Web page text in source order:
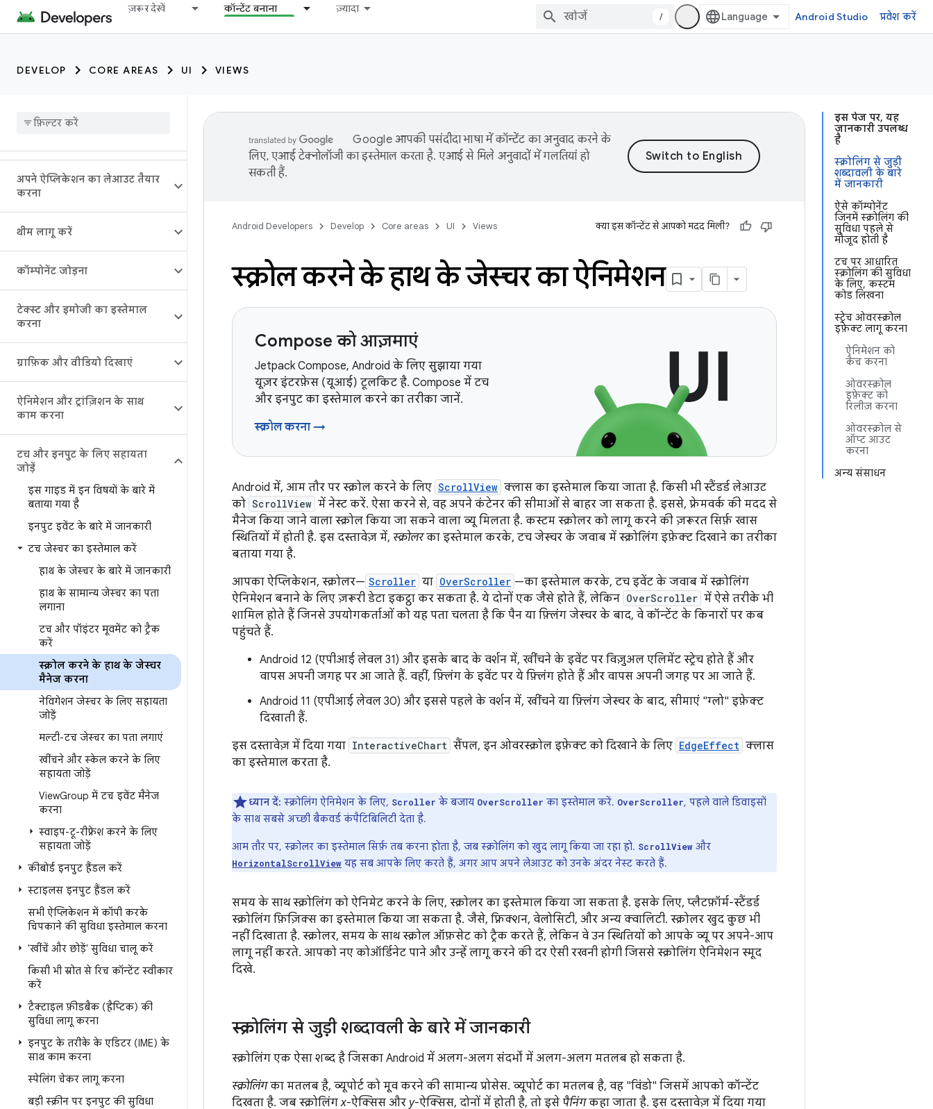
ज़रूर देखें कॉन्टेंट बनाना ज़्यादा
/ Android Studio प्रवेश करें
DEVELOP CORE AREAS UI VIEWS
अपने ऐप्लिकेशन का लेआउट तैयार
करना
थीम लागू करें
कॉम्पोनेंट जोड़ना
टेक्स्ट और इमोजी का इस्तेमाल
करना
ग्राफ़िक और वीडियो दिखाएं
ऐनिमेशन और ट्रांज़िशन के साथ
काम करना
टच और इनपुट के लिए सहायता
जोड़ें
इस गाइड में इन विषयों के बारे में
बताया गया है
इनपुट इवेंट के बारे में जानकारी
टच जेस्चर का इस्तेमाल करें
हाथ के जेस्चर के बारे में जानकारी
हाथ के सामान्य जेस्चर का पता
लगाना
टच और पॉइंटर मूवमेंट को ट्रैक
करें
स्क्रोल करने के हाथ के जेस्चर
मैनेज करना
नेविगेशन जेस्चर के लिए सहायता
जोड़ें
मल्टी-टच जेस्चर का पता लगाएं
खींचने और स्केल करने के लिए
सहायता जोड़ें
ViewGroup में टच इवेंट मैनेज
करना
स्वाइप-टू-रीफ़्रेश करने के लिए
सहायता जोड़ें
कीबोर्ड इनपुट हैंडल करें
स्टाइलस इनपुट हैंडल करें
सभी ऐप्लिकेशन में कॉपी करके
चिपकाने की सुविधा इस्तेमाल करना
'खींचें और छोड़ें' सुविधा चालू करें
किसी भी स्रोत से रिच कॉन्टेंट स्वीकार
करें
टैक्टाइल फ़ीडबैक (हैप्टिक) की
सुविधा लागू करना
इनपुट के तरीके के एडिटर (IME) के
साथ काम करना
स्पेलिंग चेकर लागू करना
बड़ी स्क्रीन पर इनपुट की सुविधा
इस पेज पर, यह
जानकारी उपलब्ध
है
स्क्रोलिंग से जुड़ी
शब्दावली के बारे
में जानकारी
ऐसे कॉम्पोनेंट
जिनमें स्क्रोलिंग की
सुविधा पहले से
मौजूद होती है
टच पर आधारित
स्क्रोलिंग की सुविधा
के लिए, कस्टम
कोड लिखना
स्ट्रेच ओवरस्क्रोल
इफ़ेक्ट लागू करना
ऐनिमेशन को
कैच करना
ओवरस्क्रोल
इफ़ेक्ट को
रिलीज़ करना
ओवरस्क्रोल से
ऑप्ट आउट
करना
अन्य संसाधन
Google आपकी पसंदीदा भाषा में कॉन्टेंट का अनुवाद करने के
लिए, एआई टेक्नोलॉजी का इस्तेमाल करता है. एआई से मिले अनुवादों में गलतियां हो
सकती हैं.
Android Developers Develop Core areas UI Views क्या इस कॉन्टेंट से आपको मदद मिली?
स्क्रोल करने के हाथ के जेस्चर का ऐनिमेशन
Compose को आज़माएं
Jetpack Compose, Android के लिए सुझाया गया
यूज़र इंटरफ़ेस (यूआई) टूलकिट है. Compose में टच
और इनपुट का इस्तेमाल करने का तरीका जानें.
स्क्रोल करना →
Android में, आम तौर पर स्क्रोल करने के लिए ScrollView क्लास का इस्तेमाल किया जाता है. किसी भी स्टैंडर्ड लेआउट
को ScrollView में नेस्ट करें. ऐसा करने से, वह अपने कंटेनर की सीमाओं से बाहर जा सकता है. इससे, फ़्रेमवर्क की मदद से
मैनेज किया जाने वाला स्क्रोल किया जा सकने वाला व्यू मिलता है. कस्टम स्क्रोलर को लागू करने की ज़रूरत सिर्फ़ खास
स्थितियों में होती है. इस दस्तावेज़ में, स्क्रोलरका इस्तेमाल करके, टच जेस्चर के जवाब में स्क्रोलिंग इफ़ेक्ट दिखाने का तरीका
बताया गया है.
आपका ऐप्लिकेशन, स्क्रोलर— Scroller या OverScroller —का इस्तेमाल करके, टच इवेंट के जवाब में स्क्रोलिंग
ऐनिमेशन बनाने के लिए ज़रूरी डेटा इकट्ठा कर सकता है. ये दोनों एक जैसे होते हैं, लेकिन OverScroller में ऐसे तरीके भी
शामिल होते हैं जिनसे उपयोगकर्ताओं को यह पता चलता है कि पैन या फ़्लिंग जेस्चर के बाद, वे कॉन्टेंट के किनारों पर कब
पहुंचते हैं.
Android 12 (एपीआई लेवल 31) और इसके बाद के वर्शन में, खींचने के इवेंट पर विज़ुअल एलिमेंट स्ट्रेच होते हैं और
वापस अपनी जगह पर आ जाते हैं. वहीं, फ़्लिंग के इवेंट पर ये फ़्लिंग होते हैं और वापस अपनी जगह पर आ जाते हैं.
Android 11 (एपीआई लेवल 30) और इससे पहले के वर्शन में, खींचने या फ़्लिंग जेस्चर के बाद, सीमाएं "ग्लो" इफ़ेक्ट
दिखाती हैं.
इस दस्तावेज़ में दिया गया InteractiveChart सैंपल, इन ओवरस्क्रोल इफ़ेक्ट को दिखाने के लिए EdgeEffect क्लास
का इस्तेमाल करता है.
ध्यान दें: स्क्रोलिंग ऐनिमेशन के लिए, Scroller के बजाय OverScroller का इस्तेमाल करें. OverScroller, पहले वाले डिवाइसों
के साथ सबसे अच्छी बैकवर्ड कंपैटिबिलिटी देता है.
आम तौर पर, स्क्रोलर का इस्तेमाल सिर्फ़ तब करना होता है, जब स्क्रोलिंग को खुद लागू किया जा रहा हो. ScrollView और
HorizontalScrollView यह सब आपके लिए करते हैं, अगर आप अपने लेआउट को उनके अंदर नेस्ट करते हैं.
समय के साथ स्क्रोलिंग को ऐनिमेट करने के लिए, स्क्रोलर का इस्तेमाल किया जा सकता है. इसके लिए, प्लैटफ़ॉर्म-स्टैंडर्ड
स्क्रोलिंग फ़िज़िक्स का इस्तेमाल किया जा सकता है. जैसे, फ़्रिक्शन, वेलोसिटी, और अन्य क्वालिटी. स्क्रोलर खुद कुछ भी
नहीं दिखाता है. स्क्रोलर, समय के साथ स्क्रोल ऑफ़सेट को ट्रैक करते हैं, लेकिन वे उन स्थितियों को आपके व्यू पर अपने-आप
लागू नहीं करते. आपको नए कोऑर्डिनेट पाने और उन्हें लागू करने की दर ऐसी रखनी होगी जिससे स्क्रोलिंग ऐनिमेशन स्मूद
दिखे.
स्क्रोलिंग से जुड़ी शब्दावली के बारे में जानकारी
स्क्रोलिंग एक ऐसा शब्द है जिसका Android में अलग-अलग संदर्भों में अलग-अलग मतलब हो सकता है.
स्क्रोलिंगका मतलब है, व्यूपोर्ट को मूव करने की सामान्य प्रोसेस. व्यूपोर्ट का मतलब है, वह "विंडो" जिसमें आपको कॉन्टेंट
दिखता है. जब स्क्रोलिंगx-ऐक्सिस और y-ऐक्सिस, दोनों में होती है, तो इसे पैनिंगकहा जाता है. इस दस्तावेज़ में दिया गया